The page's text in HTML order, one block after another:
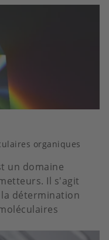
organiques
un domaine
Il s'agit
détermination